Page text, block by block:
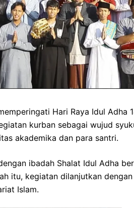
Hari Raya Idul Adha
kurban sebagai wujud
akademika dan para santri.
ibadah Shalat Idul Adha
itu, kegiatan dilanjutkan
Islam.